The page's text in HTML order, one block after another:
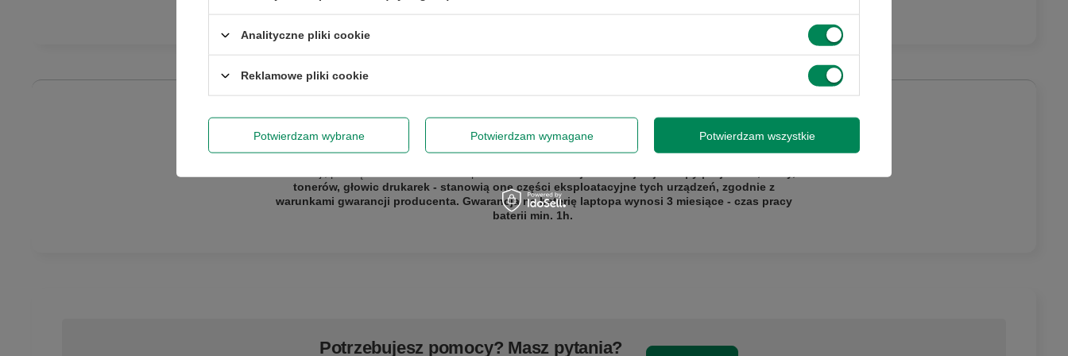
GWARANCJA NA 12 MIESIĘCY
Gwarantujemy naprawę lub wymianę sprzętu do 12 miesięcy od daty zakupu. Prosimy o kontakt
tonerów, głowic drukarek - stanowią one części eksploatacyjne tych urządzeń, zgodnie z
warunkami gwarancji producenta. Gwarancja na baterię laptopa wynosi 3 miesiące - czas pracy
baterii min. 1h.
Potrzebujesz pomocy? Masz pytania?
Analityczne pliki cookie
Reklamowe pliki cookie
Potwierdzam wybrane Potwierdzam wymagane Potwierdzam wszystkie